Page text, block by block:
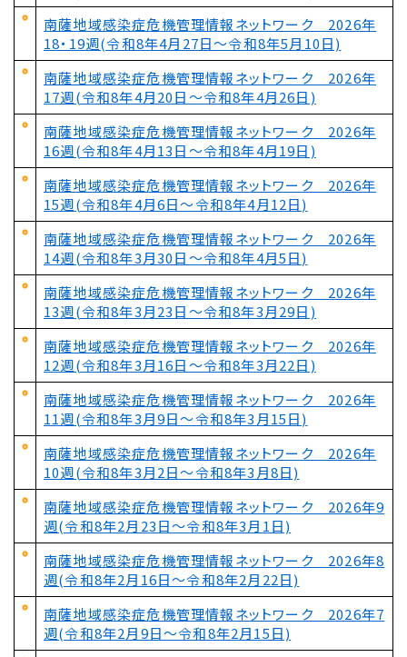
南薩地域感染症危機管理情報ネットワーク 2026年
18・19週(令和8年4月27日～令和8年5月10日)
南薩地域感染症危機管理情報ネットワーク 2026年
17週(令和8年4月20日～令和8年4月26日)
南薩地域感染症危機管理情報ネットワーク 2026年
16週(令和8年4月13日～令和8年4月19日)
南薩地域感染症危機管理情報ネットワーク 2026年
15週(令和8年4月6日～令和8年4月12日)
南薩地域感染症危機管理情報ネットワーク 2026年
14週(令和8年3月30日～令和8年4月5日)
南薩地域感染症危機管理情報ネットワーク 2026年
13週(令和8年3月23日～令和8年3月29日)
南薩地域感染症危機管理情報ネットワーク 2026年
12週(令和8年3月16日～令和8年3月22日)
南薩地域感染症危機管理情報ネットワーク 2026年
11週(令和8年3月9日～令和8年3月15日)
南薩地域感染症危機管理情報ネットワーク 2026年
10週(令和8年3月2日～令和8年3月8日)
南薩地域感染症危機管理情報ネットワーク 2026年9
週(令和8年2月23日～令和8年3月1日)
南薩地域感染症危機管理情報ネットワーク 2026年8
週(令和8年2月16日～令和8年2月22日)
南薩地域感染症危機管理情報ネットワーク 2026年7
週(令和8年2月9日～令和8年2月15日)